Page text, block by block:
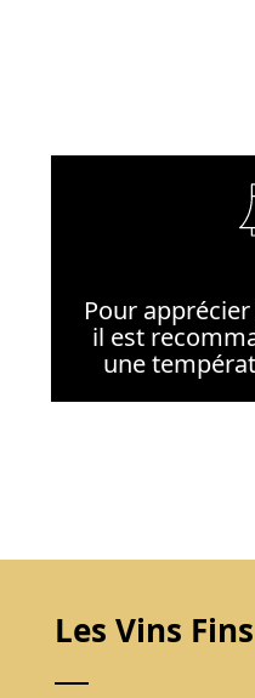
Pour
il est
une
Les Vins